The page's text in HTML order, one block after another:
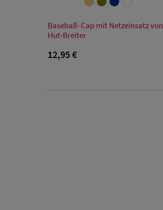
Baseball- Cap mit Netzeinsatz von
Hut-Breiter
12,95 €